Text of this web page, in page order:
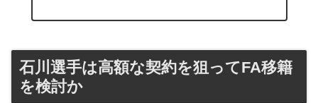
石川選手は高額な契約を狙ってFA移籍
を検討か